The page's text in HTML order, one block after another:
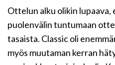
Ottelun alku olikin lupaava,
puolenvälin tuntumaan
tasaista. Classic oli
myös muutaman kerran